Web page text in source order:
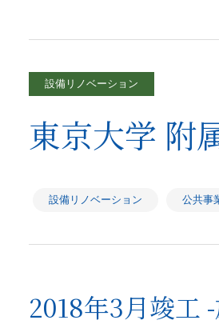
設備リノベーション
東京大学 附
設備リノベーション 公共事
2018年3月竣工